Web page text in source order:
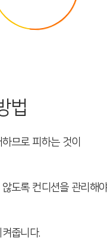
법
므로 피하는 것이
도록 컨디션을 관리해
줍니다.